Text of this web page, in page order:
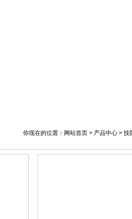
你现在的位置：网站首页 > 产品中心 > 技